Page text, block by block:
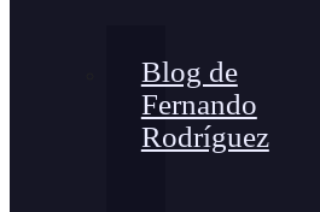
Blog de
Fernando
Rodríguez